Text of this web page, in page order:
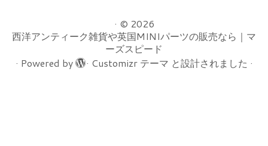
· © 2026
西洋アンティーク雑貨や英国MINIパーツの販売なら｜マ
ーズスピード
· Powered by · Customizr テーマ と設計されました ·